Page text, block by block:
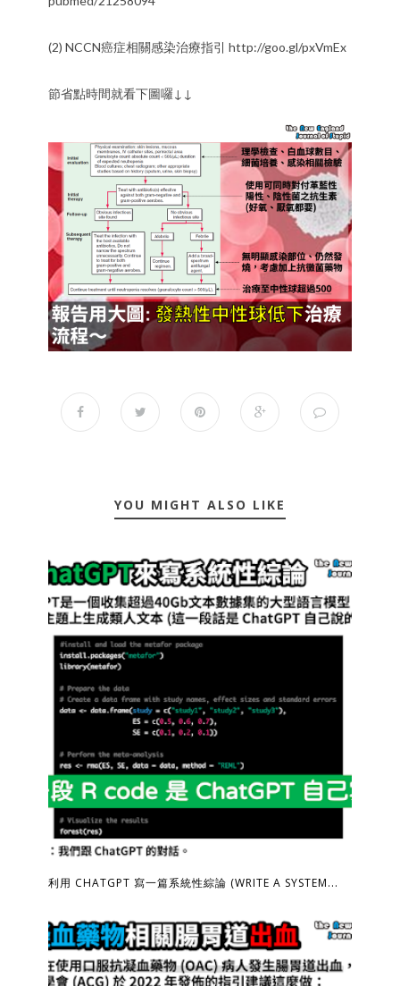
(2) NCCN癌症相關感染治療指引 http://goo.gl/pxVmEx
節省點時間就看下圖囉↓↓
YOU MIGHT ALSO LIKE
利用 CHATGPT 寫一篇系統性綜論 (WRITE A SYSTEM...